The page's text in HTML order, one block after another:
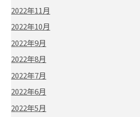
2022年11月
2022年10月
2022年9月
2022年8月
2022年7月
2022年6月
2022年5月